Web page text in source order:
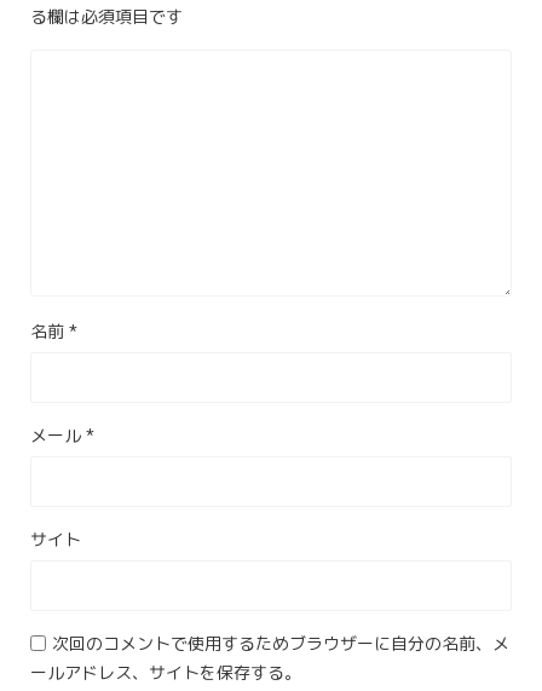
る欄は必須項目です
名前 *
メール *
サイト
次回のコメントで使用するためブラウザーに自分の名前、メ
ールアドレス、サイトを保存する。